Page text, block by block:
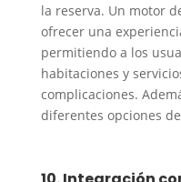
la reserva. Un motor
ofrecer una
permitiendo a los
habitaciones y
complicaciones.
diferentes opciones